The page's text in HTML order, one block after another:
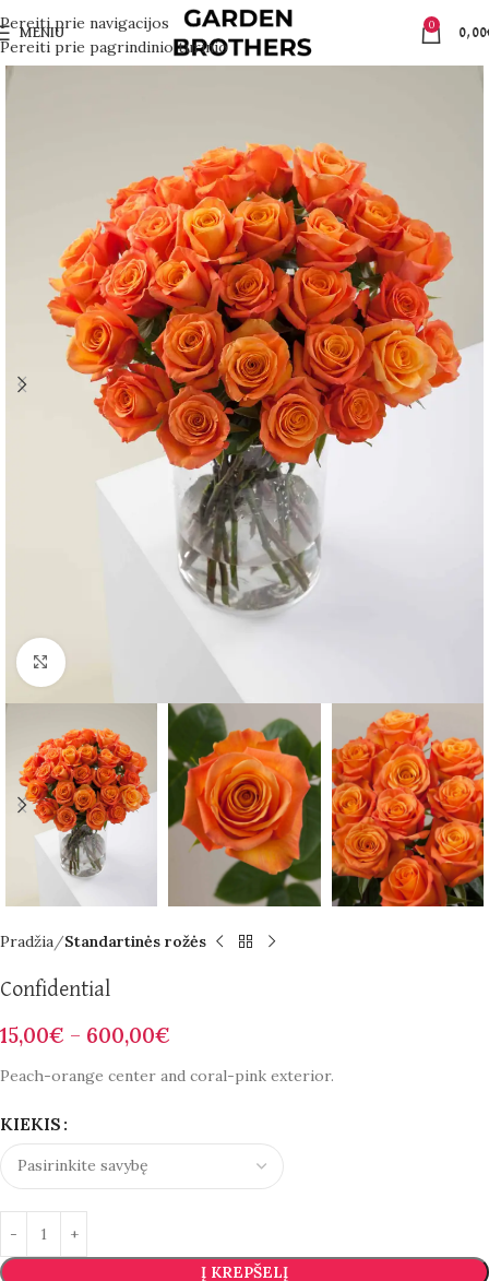
Pereiti prie navigacijos
Pereiti prie pagrindinio turinio
MENIU
0
0,00
Spustelėkite norėdami padidinti
Pradžia Standartinės rožės
Confidential
15,00€ – 600,00€
Peach-orange center and coral-pink exterior.
KIEKIS
Į KREPŠELĮ